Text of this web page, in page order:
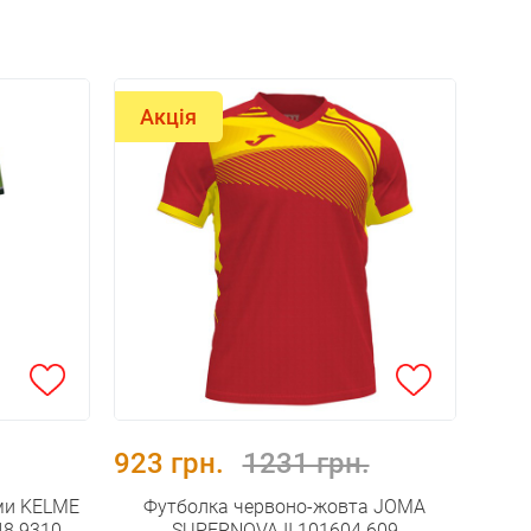
KELME
Акція
923 грн. 1231 грн.
Футболка червоно-жовта JOMA